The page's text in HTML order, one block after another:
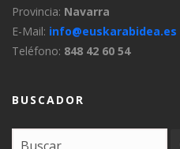
Provincia: Navarra
E-Mail: info@euskarabidea.es
Teléfono: 848 42 60 54
BUSCADOR